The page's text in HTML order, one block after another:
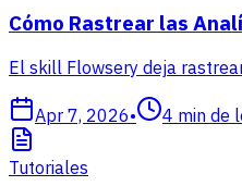
Cómo Rastrear las
El skill Flowsery deja
Apr 7, 2026• 4 min de
Tutoriales